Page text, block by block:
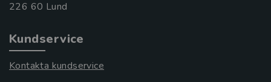
Kundservice
Kontakta kundservice